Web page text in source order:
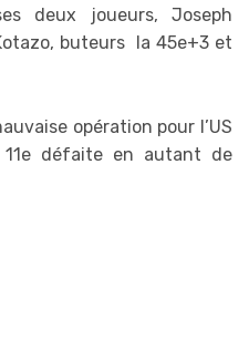
deux joueurs, Joseph
buteurs la 45e+3 et
opération pour l’US
défaite en autant de